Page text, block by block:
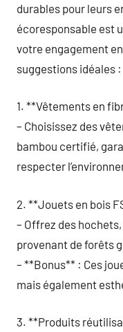
durables pour leurs
écoresponsable est
votre engagement
suggestions idéales :
1. **Vêtements en
– Choisissez des
bambou certifié,
respecter
2. **Jouets en bois
– Offrez des hochets,
provenant de forêts
– **Bonus** : Ces
mais également
3. **Produits